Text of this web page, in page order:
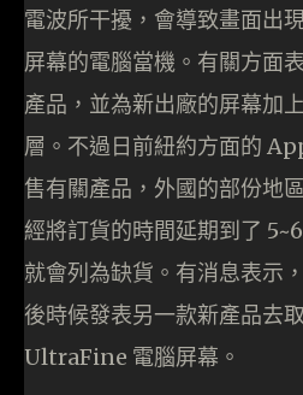
電波所干擾，會導致畫面出
屏幕的電腦當機。有關方面
產品，並為新出廠的屏幕加
層。不過日前紐約方面的
售有關產品，外國的部份地
經將訂貨的時間延期到了
就會列為缺貨。有消息表示
後時候發表另一款新產品去
UltraFine 電腦屏幕。